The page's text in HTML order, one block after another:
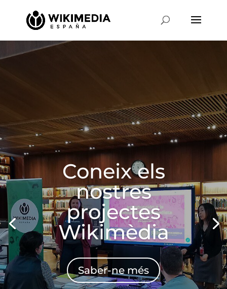
Coneix els
nostres
projectes
Wikimèdia
Saber-ne més